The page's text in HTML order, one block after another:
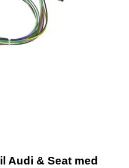
Audi & Seat med